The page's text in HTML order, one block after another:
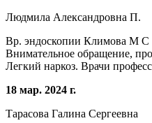
Людмила Александровна П.
Вр. эндоскопии Климова М С
Внимательное обращение,
Легкий наркоз. Врачи
18 мар. 2024 г.
Тарасова Галина Сергеевна